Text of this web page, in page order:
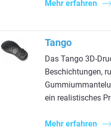
Mehr erfahren
Tango
Das Tango 3D-
Beschichtungen,
ein realistisches
Mehr erfahren